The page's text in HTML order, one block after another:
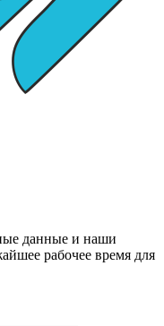
данные и наши
рабочее время для